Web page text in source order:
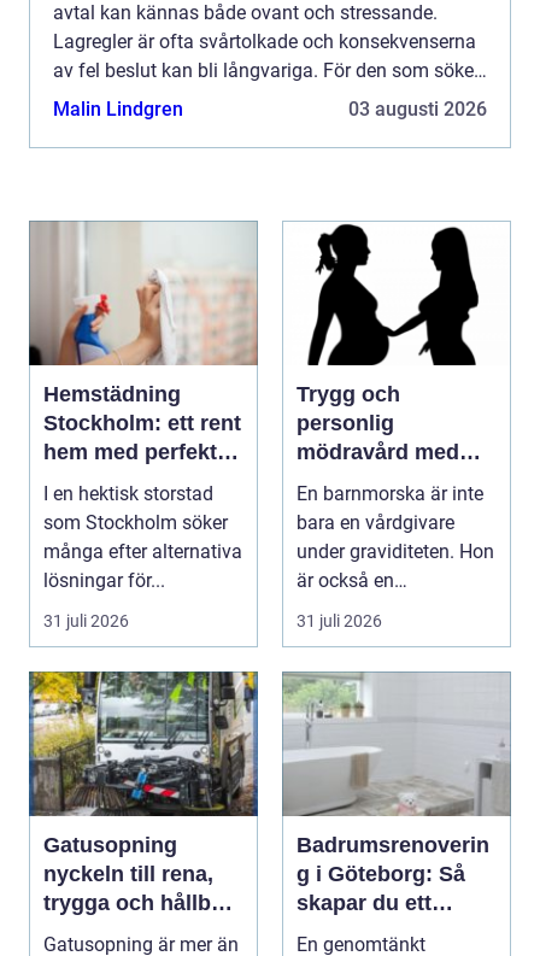
avtal kan kännas både ovant och stressande.
Lagregler är ofta svårtolkade och konsekvenserna
av fel beslut kan bli långvariga. För den som söker
en advokat Helsingborg blir därför valet av byr...
Malin Lindgren 03 augusti 2026
Hemstädning
Stockholm: ett rent
hem med perfekt
glans
I en hektisk storstad
som Stockholm söker
många efter alternativa
lösningar för...
31 juli 2026
Trygg och
personlig
mödravård med
barnmorska i
malmö
En barnmorska är inte
bara en vårdgivare
under graviditeten. Hon
är också en
följeslagare genom
31 juli 2026
Gatusopning
nyckeln till rena,
trygga och hållbara
stadsmiljöer
Gatusopning är mer än
Badrumsrenoverin
g i Göteborg: Så
skapar du ett
hållbart och
En genomtänkt